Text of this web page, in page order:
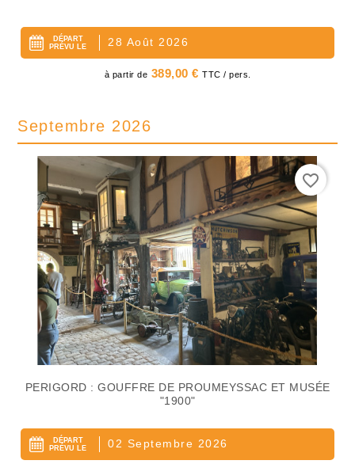
DÉPART
PRÉVU LE
28 Août 2026
Prix
à partir de 389,00 € TTC / pers.
Septembre 2026
PERIGORD : GOUFFRE DE PROUMEYSSAC ET MUSÉE
"1900"
DÉPART
PRÉVU LE
02 Septembre 2026
favorite_border